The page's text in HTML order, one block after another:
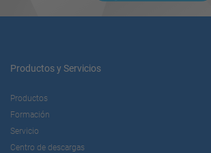
Productos y Servicios
Productos
Formación
Servicio
Centro de descargas